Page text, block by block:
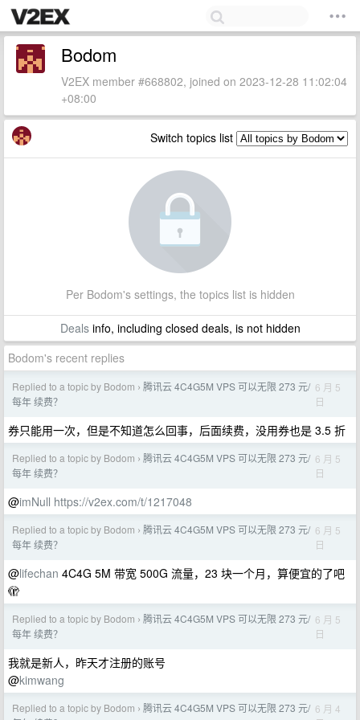
Bodom
V2EX member #668802, joined on 2023-12-28 11:02:04
+08:00
Switch topics list
Per Bodom's settings, the topics list is hidden
Dealsinfo, including closed deals, is not hidden
Bodom's recent replies
Replied to a topic by Bodom › 腾讯云 4C4G5M VPS 可以无限 273 元/
每年 续费？
6 月 5
日
券只能用一次，但是不知道怎么回事，后面续费，没用券也是 3.5 折
Replied to a topic by Bodom › 腾讯云 4C4G5M VPS 可以无限 273 元/
每年 续费？
6 月 5
日
@imNull https://v2ex.com/t/1217048
Replied to a topic by Bodom › 腾讯云 4C4G5M VPS 可以无限 273 元/
每年 续费？
6 月 5
日
@lifechan 4C4G 5M 带宽 500G 流量，23 块一个月，算便宜的了吧
🫣
Replied to a topic by Bodom › 腾讯云 4C4G5M VPS 可以无限 273 元/
每年 续费？
6 月 5
日
我就是新人，昨天才注册的账号
@kimwang
Replied to a topic by Bodom › 腾讯云 4C4G5M VPS 可以无限 273 元/ 6 月 4